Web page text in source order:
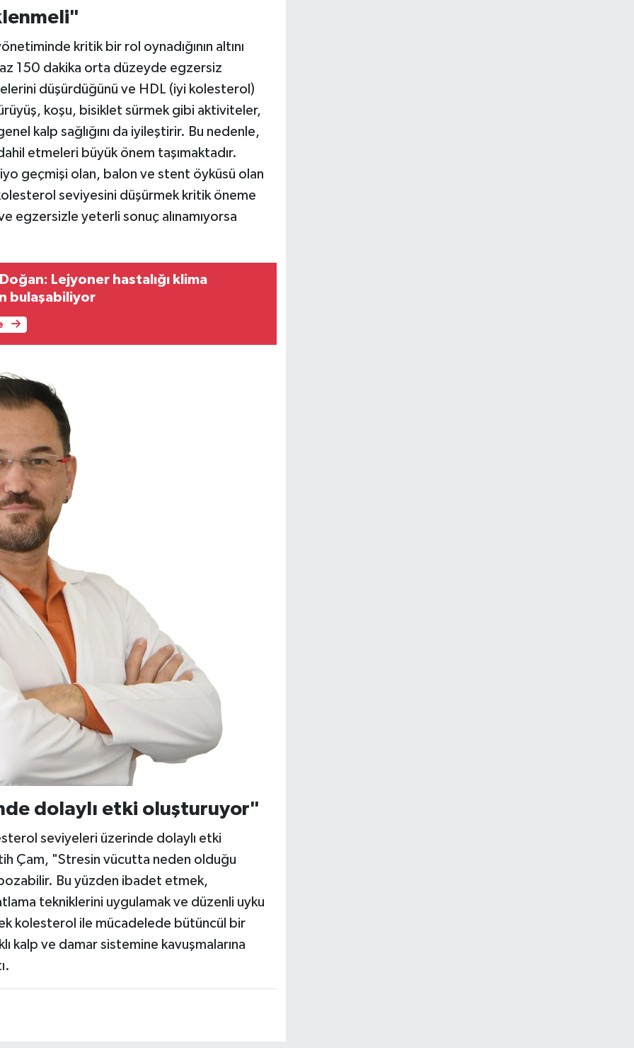
kritik bir rol oynadığının altını
150 dakika orta düzeyde egzersiz
düşürdüğünü ve HDL (iyi kolesterol)
koşu, bisiklet sürmek gibi aktiviteler,
kalp sağlığını da iyileştirir. Bu nedenle,
etmeleri büyük önem taşımaktadır.
geçmişi olan, balon ve stent öyküsü olan
seviyesini düşürmek kritik öneme
egzersizle yeterli sonuç alınamıyorsa
bulaşabiliyor
dolaylı etki oluşturuyor"
seviyeleri üzerinde dolaylı etki
Çam, "Stresin vücutta neden olduğu
Bu yüzden ibadet etmek,
tekniklerini uygulamak ve düzenli uyku
kolesterol ile mücadelede bütüncül bir
kalp ve damar sistemine kavuşmalarına